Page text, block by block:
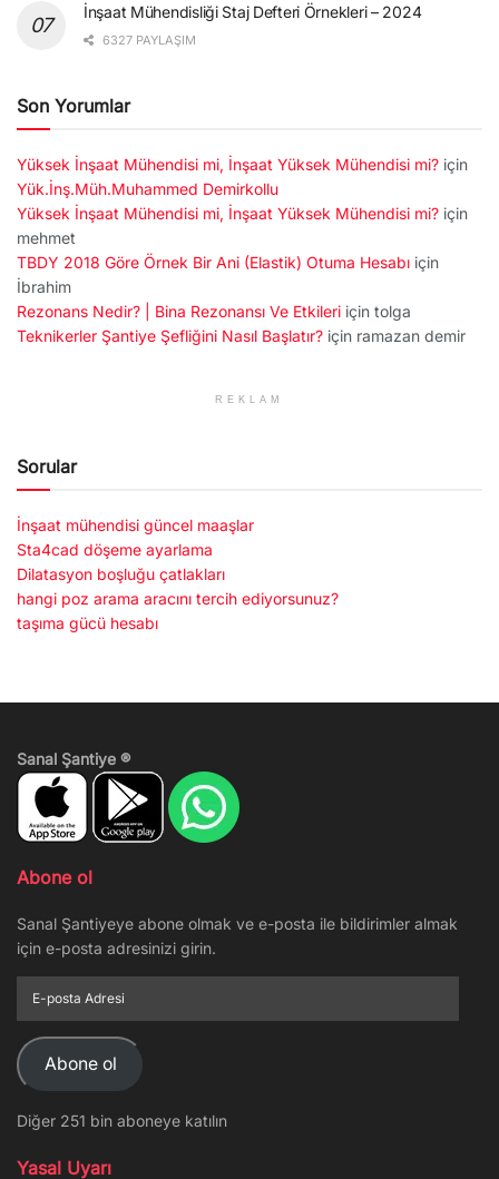
İnşaat Mühendisliği Staj Defteri Örnekleri – 2024
6327 PAYLAŞIM
Son Yorumlar
Yüksek İnşaat Mühendisi mi, İnşaat Yüksek Mühendisi mi? için
Yük.İnş.Müh.Muhammed Demirkollu
Yüksek İnşaat Mühendisi mi, İnşaat Yüksek Mühendisi mi? için
mehmet
TBDY 2018 Göre Örnek Bir Ani (Elastik) Otuma Hesabı için
İbrahim
Rezonans Nedir? | Bina Rezonansı Ve Etkileri için tolga
Teknikerler Şantiye Şefliğini Nasıl Başlatır? için ramazan demir
REKLAM
Sorular
İnşaat mühendisi güncel maaşlar
Sta4cad döşeme ayarlama
Dilatasyon boşluğu çatlakları
hangi poz arama aracını tercih ediyorsunuz?
taşıma gücü hesabı
Sanal Şantiye ®
Abone ol
Sanal Şantiyeye abone olmak ve e-posta ile bildirimler almak
için e-posta adresinizi girin.
posta
Adresi
Abone ol
Diğer 251 bin aboneye katılın
Yasal Uyarı